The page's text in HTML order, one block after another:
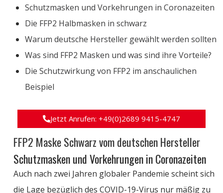
Schutzmasken und Vorkehrungen in Coronazeiten
Die FFP2 Halbmasken in schwarz
Warum deutsche Hersteller gewählt werden sollten
Was sind FFP2 Masken und was sind ihre Vorteile?
Die Schutzwirkung von FFP2 im anschaulichen
Beispiel
Jetzt Anrufen: +49(0)2689 9415-4747
FFP2 Maske Schwarz vom deutschen Hersteller
Schutzmasken und Vorkehrungen in Coronazeiten
Auch nach zwei Jahren globaler Pandemie scheint sich
die Lage bezüglich des COVID-19-Virus nur mäßig zu